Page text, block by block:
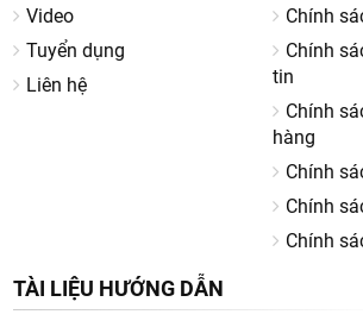
Video
Tuyển dụng
Liên hệ
Chính
Chính
tin
Chính
hàng
Chính
Chính
Chính
TÀI LIỆU HƯỚNG DẪN